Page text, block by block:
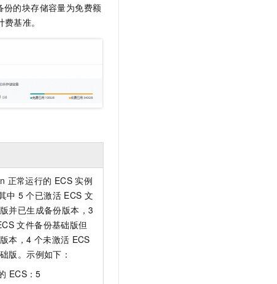
的块存储容量为免费额
基准。
正常运行的 ECS 实例
中 5 个已激活 ECS 文
并已生成备份版本，3
文件备份基础版但
本，4 个未激活 ECS
版。示例如下：
ECS：5